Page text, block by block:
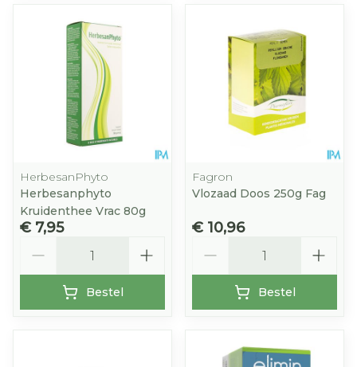
HerbesanPhyto
Herbesanphyto
Kruidenthee Vrac 80g
€ 7,95
Bestel
Fagron
Vlozaad Doos 250g Fag
€ 10,96
Bestel